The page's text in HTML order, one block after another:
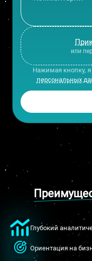
или
Нажимая кнопку,
персональных
Глубокий
Ориентация на